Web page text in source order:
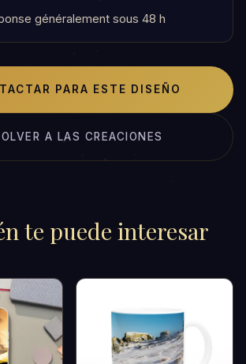
généralement sous 48 h
PARA ESTE DISEÑO
A LAS CREACIONES
te puede interesar